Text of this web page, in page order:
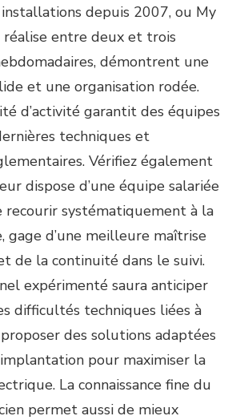
depuis 2007, ou My
entre deux et trois
démontrent une
et une organisation rodée.
d’activité garantit des équipes
techniques et
Vérifiez également
dispose d’une équipe salariée
systématiquement à la
gage d’une meilleure maîtrise
de la continuité dans le suivi.
expérimenté saura anticiper
difficultés techniques liées à
des solutions adaptées
pour maximiser la
La connaissance fine du
permet aussi de mieux